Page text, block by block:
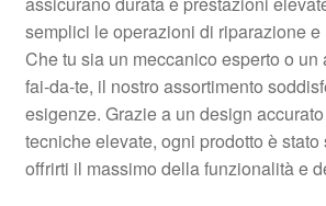
Registratore di cassa
Rimostranza
Spedizione in tutto il mondo
semplici le operazioni di riparazione e
Che tu sia un meccanico esperto o un
fai-da-te, il nostro assortimento
esigenze. Grazie a un design
tecniche elevate, ogni prodotto è
offrirti il massimo della funzionalità e